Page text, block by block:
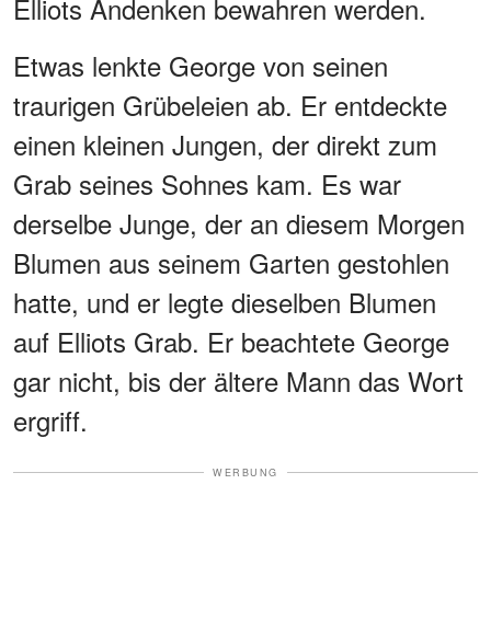
Elliots Andenken bewahren werden.
Etwas lenkte George von seinen
traurigen Grübeleien ab. Er entdeckte
einen kleinen Jungen, der direkt zum
Grab seines Sohnes kam. Es war
derselbe Junge, der an diesem Morgen
Blumen aus seinem Garten gestohlen
hatte, und er legte dieselben Blumen
auf Elliots Grab. Er beachtete George
gar nicht, bis der ältere Mann das Wort
ergriff.
WERBUNG